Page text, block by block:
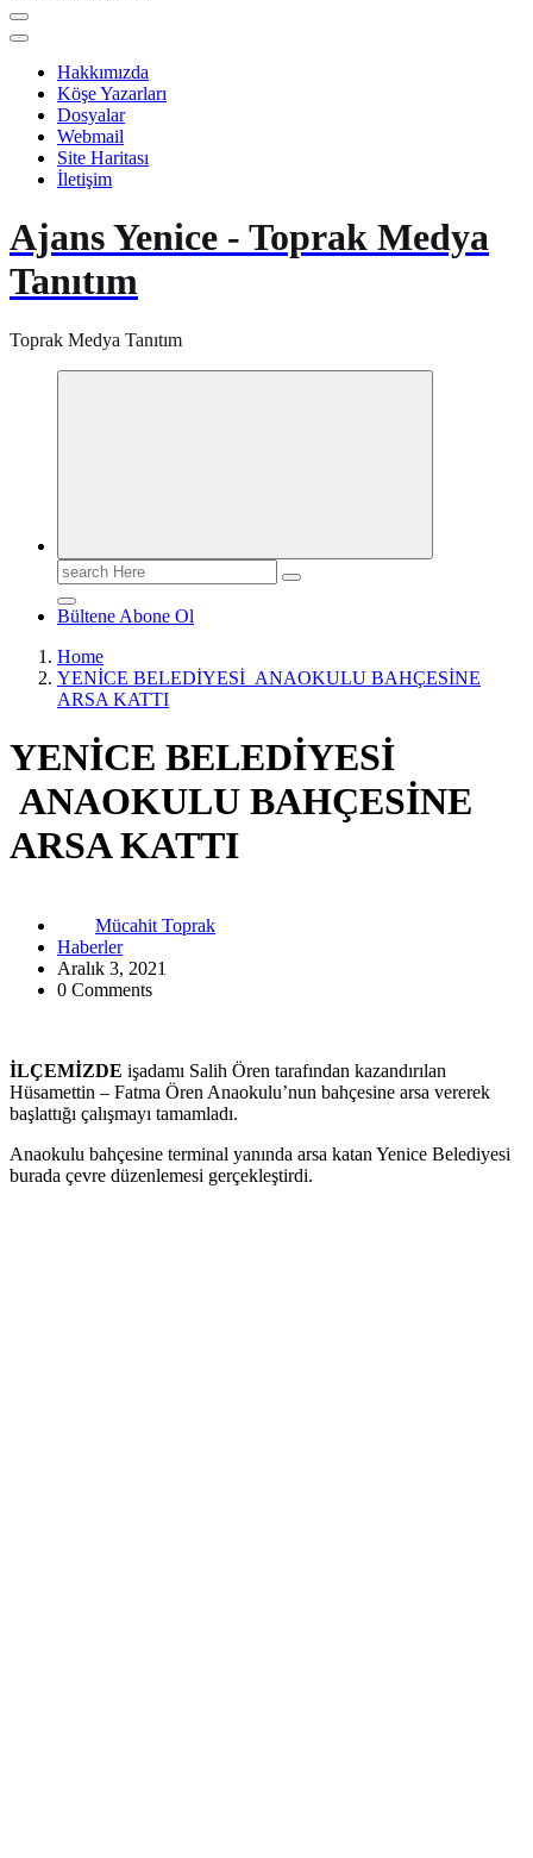
Hakkımızda
Köşe Yazarları
Dosyalar
Webmail
Site Haritası
İletişim
Ajans Yenice - Toprak Medya
Tanıtım
Toprak Medya Tanıtım
Search
for:
Bültene Abone Ol
Home
YENİCE BELEDİYESİ ANAOKULU BAHÇESİNE
ARSA KATTI
YENİCE BELEDİYESİ
ANAOKULU BAHÇESİNE
ARSA KATTI
Mücahit Toprak
Haberler
Aralık 3, 2021
0 Comments
İLÇEMİZDE işadamı Salih Ören tarafından kazandırılan
Hüsamettin – Fatma Ören Anaokulu’nun bahçesine arsa vererek
başlattığı çalışmayı tamamladı.
Anaokulu bahçesine terminal yanında arsa katan Yenice Belediyesi
burada çevre düzenlemesi gerçekleştirdi.